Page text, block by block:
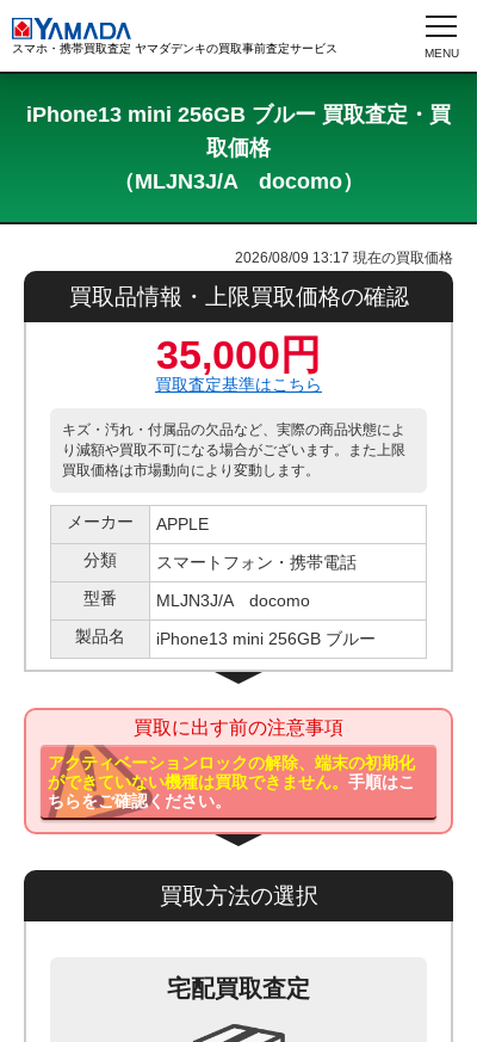
スマホ・携帯買取査定 ヤマダデンキの買取事前査定サービス
iPhone13 mini 256GB ブルー 買取査定・買
取価格
（MLJN3J/A docomo）
2026/08/09 13:17 現在の買取価格
買取品情報・上限買取価格の確認
35,000円
買取査定基準はこちら
キズ・汚れ・付属品の欠品など、実際の商品状態によ
り減額や買取不可になる場合がございます。また上限
買取価格は市場動向により変動します。
メーカー
APPLE
分類
スマートフォン・携帯電話
型番
MLJN3J/A docomo
製品名
iPhone13 mini 256GB ブルー
買取に出す前の注意事項
アクティベーションロックの解除、端末の初期化
ができていない機種は買取できません。手順はこ
ちらをご確認ください。
買取方法の選択
宅配買取査定